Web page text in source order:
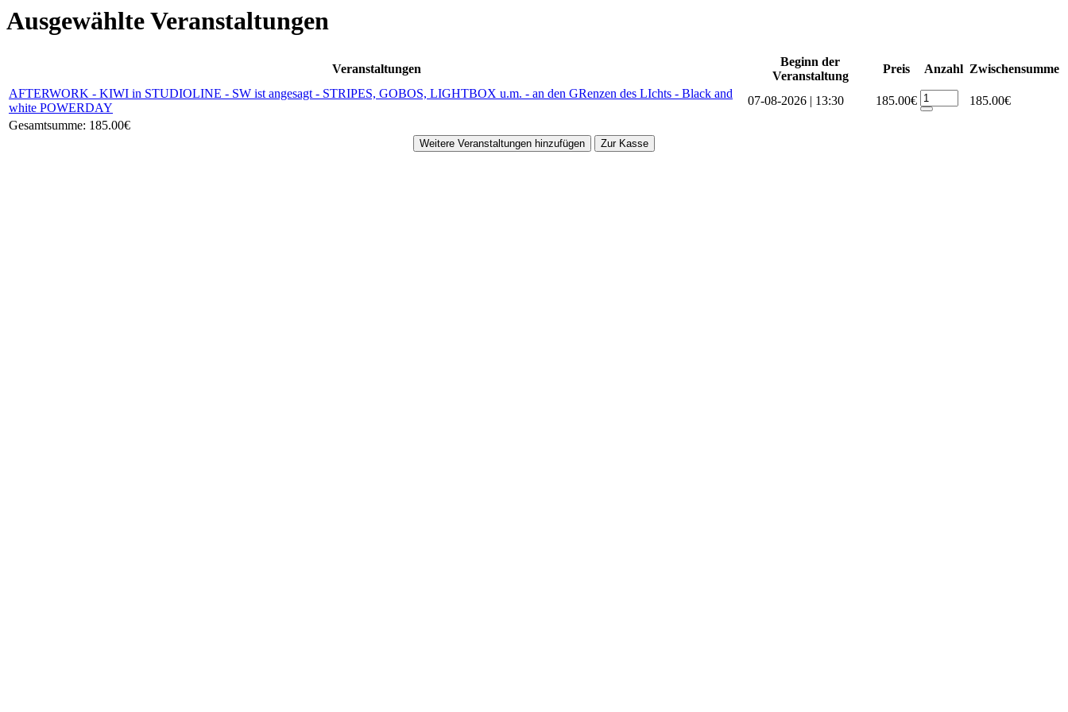
Ausgewählte Veranstaltungen
Veranstaltungen
Beginn der
Veranstaltung
Preis Anzahl Zwischensumme
AFTERWORK - KIWI in STUDIOLINE - SW ist angesagt - STRIPES, GOBOS, LIGHTBOX u.m. - an den GRenzen des LIchts - Black and
white POWERDAY
07-08-2026 | 13:30 185.00€
185.00€
Gesamtsumme: 185.00€
Weitere Veranstaltungen hinzufügen Zur Kasse